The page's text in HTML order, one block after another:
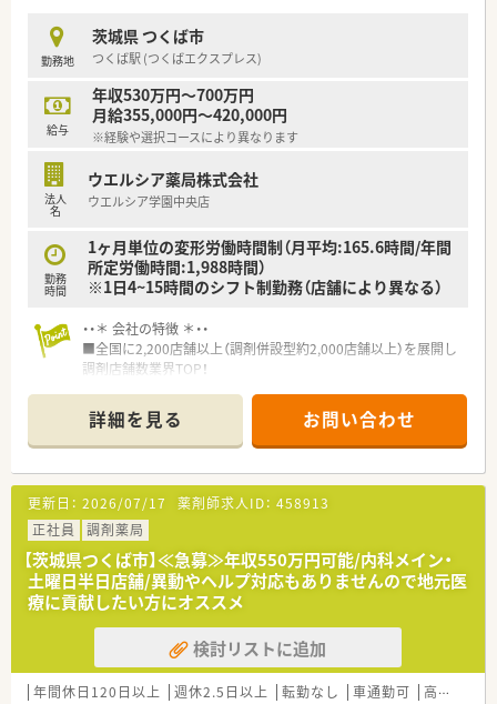
時短勤務ができるよう変更予定です。
■年間休日が120日とワークライフバランスが整っています
■日用品から常備薬まで、従業員割引制度など嬉しいメリットも
たくさんあります！
勤務地
茨城県 つくば市
つくば駅 (つくばエクスプレス)
給与
年収530万円～700万円
月給355,000円～420,000円
※経験や選択コースにより異なります
法人
名
ウエルシア薬局株式会社
ウエルシア学園中央店
勤務
時間
1ヶ月単位の変形労働時間制（月平均:165.6時間/年間
所定労働時間:1,988時間）
※1日4~15時間のシフト制勤務（店舗により異なる）
・・＊ 会社の特徴 ＊・・
■全国に2,200店舗以上（調剤併設型約2,000店舗以上）を展開し
調剤店舗数業界TOP！
頑張り次第で高給与も可能！
■経験や勤務コースによりますが、経験の少ない方でも500万前
半スタートと業界TOP水準！
■職種や職域に合わせ、豊富な社内研修や外部組織と連携した研
修を用意されています
■薬剤師が中心の会社だからこそ活躍できるキャリアパスが多
種多様に用意されています。
■店舗拡大に伴い、エリアマネジャーや営業部長等のマネジメン
トのポジションも増えます。
■在宅や教育等の専門性を活かせるスペシャリストを目指すこ
とも可能です。
■その他にも、管理部門や商品部門等の本社スタッフなど活動領
域は多種多様です。
■在宅実施店舗は年々増加しており、在宅医療へもしっかりと関
わる事ができます。
詳細を見る お問い合わせ
更新日： 2026/07/17 薬剤師求人ID： 458913
正社員
調剤薬局
【茨城県つくば市】≪急募≫年収550万円可能/内科メイン・
土曜日半日店舗/異動やヘルプ対応もありませんので地元医
療に貢献したい方にオススメ
検討リストに追加
年間休日120日以上 週休2.5日以上 転勤なし 車通勤可 高給与(600万円以上)